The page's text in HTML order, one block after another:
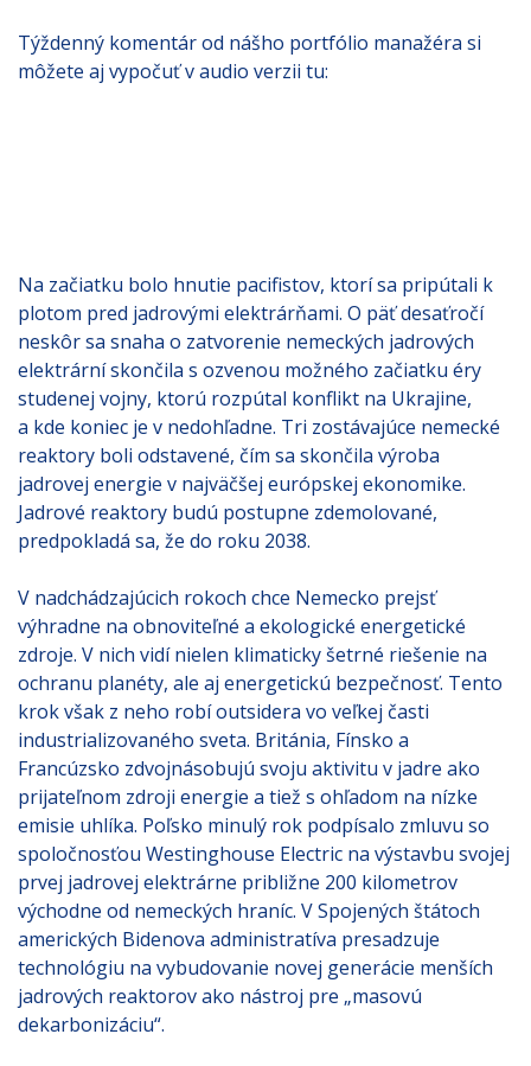
Týždenný komentár od nášho portfólio manažéra si
môžete aj vypočuť v audio verzii tu:
Na začiatku bolo hnutie pacifistov, ktorí sa pripútali k
plotom pred jadrovými elektrárňami. O päť desaťročí
neskôr sa snaha o zatvorenie nemeckých jadrových
elektrární skončila s ozvenou možného začiatku éry
studenej vojny, ktorú rozpútal konflikt na Ukrajine,
a kde koniec je v nedohľadne. Tri zostávajúce nemecké
reaktory boli odstavené, čím sa skončila výroba
jadrovej energie v najväčšej európskej ekonomike.
Jadrové reaktory budú postupne zdemolované,
predpokladá sa, že do roku 2038.
V nadchádzajúcich rokoch chce Nemecko prejsť
výhradne na obnoviteľné a ekologické energetické
zdroje. V nich vidí nielen klimaticky šetrné riešenie na
ochranu planéty, ale aj energetickú bezpečnosť. Tento
krok však z neho robí outsidera vo veľkej časti
industrializovaného sveta. Británia, Fínsko a
Francúzsko zdvojnásobujú svoju aktivitu v jadre ako
prijateľnom zdroji energie a tiež s ohľadom na nízke
emisie uhlíka. Poľsko minulý rok podpísalo zmluvu so
spoločnosťou Westinghouse Electric na výstavbu svojej
prvej jadrovej elektrárne približne 200 kilometrov
východne od nemeckých hraníc. V Spojených štátoch
amerických Bidenova administratíva presadzuje
technológiu na vybudovanie novej generácie menších
jadrových reaktorov ako nástroj pre „masovú
dekarbonizáciu“.